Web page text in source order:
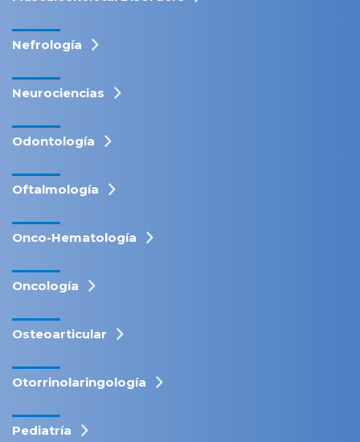
Nefrología
Neurociencias
Odontología
Oftalmología
Onco-Hematología
Oncología
Osteoarticular
Otorrinolaringología
Pediatría